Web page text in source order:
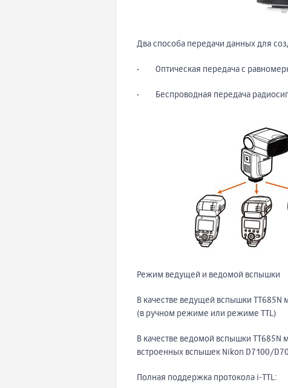
Два способа передачи данных для
· Оптическая передача с
· Беспроводная передача
Режим ведущей и ведомой вспышки
В качестве ведущей вспышки
(в ручном режиме или режиме TTL)
В качестве ведомой вспышки TT685N
встроенных вспышек Nikon D7100/
Полная поддержка протокола i-TTL: